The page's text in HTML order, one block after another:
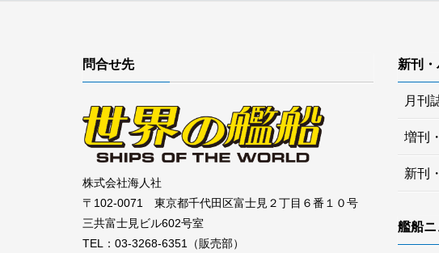
問合せ先
株式会社海人社
〒102-0071 東京都千代田区富士見２丁目６番１０号
三共富士見ビル602号室
TEL：03-3268-6351（販売部）
新刊
月刊
増刊
新刊
艦船